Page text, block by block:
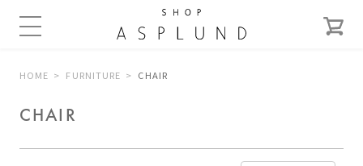
HOME FURNITURE CHAIR
CHAIR